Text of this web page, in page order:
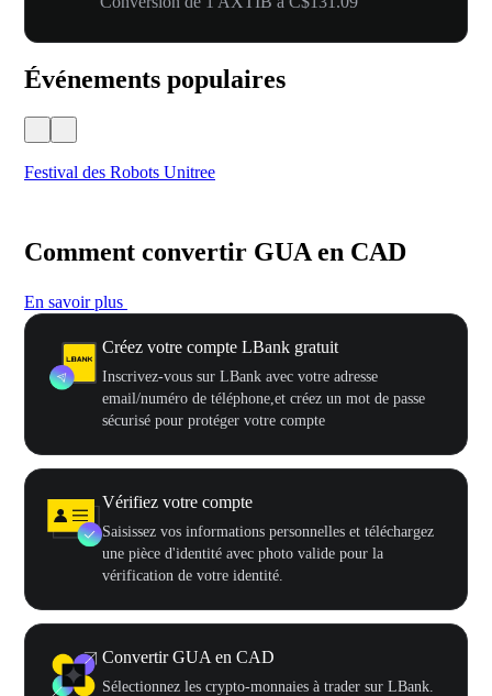
Événements populaires
Festival des Robots Unitree
Comment convertir GUA en CAD
En savoir plus
Créez votre compte LBank gratuit
Inscrivez-vous sur LBank avec votre adresse
email/numéro de téléphone,et créez un mot de passe
sécurisé pour protéger votre compte
Vérifiez votre compte
Saisissez vos informations personnelles et téléchargez
une pièce d'identité avec photo valide pour la
vérification de votre identité.
Convertir GUA en CAD
Sélectionnez les crypto-monnaies à trader sur LBank.